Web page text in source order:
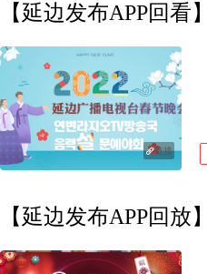
【延边发布APP回
链接
【延边发布APP回